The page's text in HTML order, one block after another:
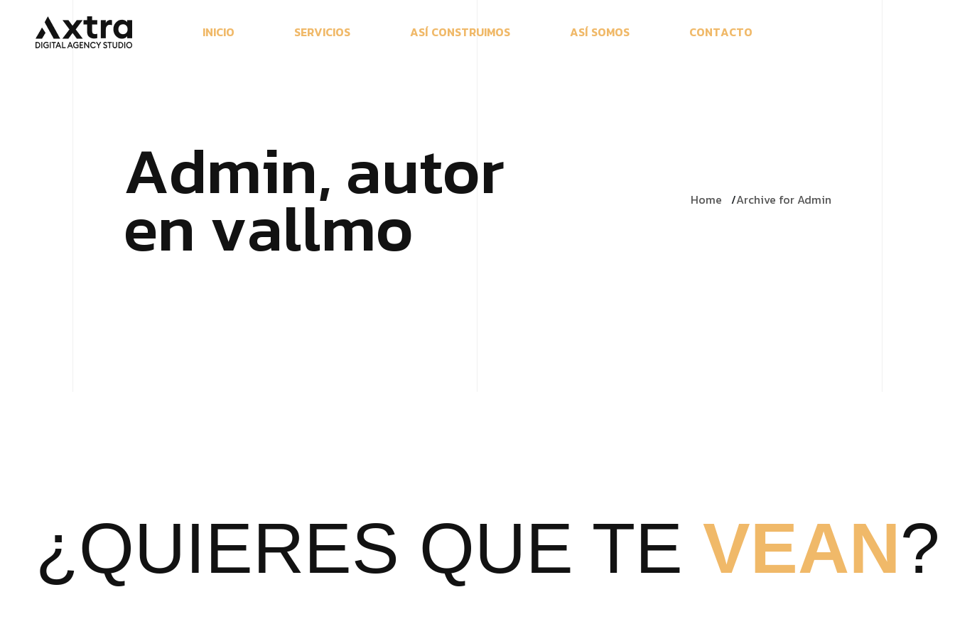
INICIO SERVICIOS ASÍ CONSTRUIMOS ASÍ SOMOS CONTACTO
Admin,autor
en vallmo Home Archive for Admin
¿QUIERES QUE TE VEAN?